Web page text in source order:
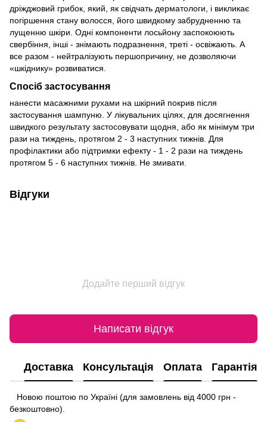
дріжджовий грибок, який, як свідчать дерматологи, і викликає
погіршення стану волосся, його швидкому забрудненню та
лущенню шкіри. Одні компоненти лосьйону заспокоюють
свербіння, інші - знімають подразнення, треті - освіжають. А
все разом - нейтралізують першопричину, не дозволяючи
«шкіднику» розвиватися.
Спосіб застосування
нанести масажними рухами на шкірний покрив після
застосування шампуню. У лікувальних цілях, для досягнення
швидкого результату застосовувати щодня, або як мінімум три
рази на тиждень, протягом 2 - 3 наступних тижнів. Для
профілактики або підтримки ефекту - 1 - 2 рази на тиждень
протягом 5 - 6 наступних тижнів. Не змивати.
Відгуки
Додайте перший відгук
Написати відгук
Доставка Консультація Оплата Гарантія
Новою поштою по Україні (для замовлень від 4000 грн -
безкоштовно).